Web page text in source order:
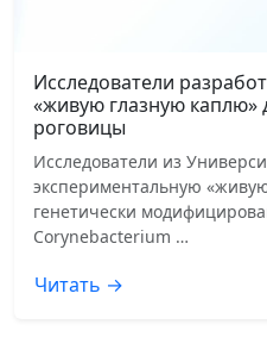
Исследователи
«живую глазную каплю»
роговицы
Исследователи из
экспериментальную
генетически
Corynebacterium …
Читать →